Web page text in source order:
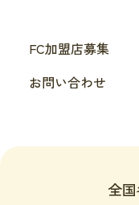
FC加盟店募集
お問い合わせ
全